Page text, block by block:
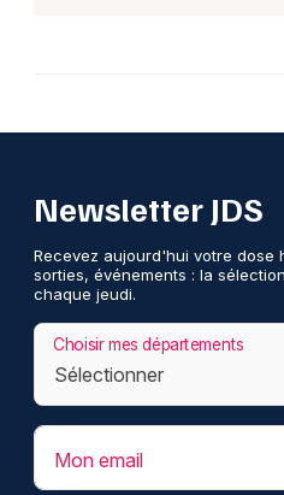
Newsletter JDS
Recevez aujourd'hui votre dose
sorties, événements : la
chaque jeudi.
Choisir mes départements
Mon email